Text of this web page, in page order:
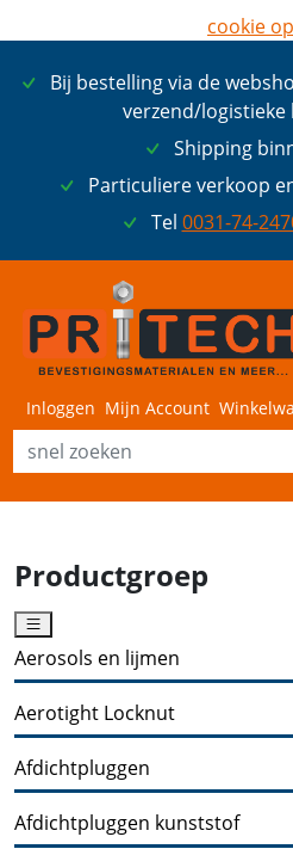
Bij bestelling via de
verzend/logistieke
Shipping
Particuliere verkoop
Tel 0031-74-
Inloggen Mijn Account
Productgroep
Aerosols en lijmen
Aerotight Locknut
Afdichtpluggen
Afdichtpluggen kunststof
cookie
ik ga akkoord